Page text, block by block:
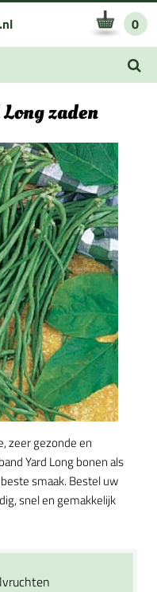
0
zaden
zeer gezonde en
Yard Long bonen als
smaak. Bestel uw
snel en gemakkelijk